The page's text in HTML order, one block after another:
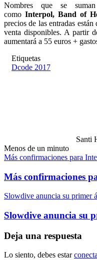
Nombres que se
como Interpol, Band of
precios de las entradas
venta disponibles. A partir
aumentará a 55 euros +
Etiquetas
Dcode 2017
Santi
Menos de un minuto
Más confirmaciones para
Más confirmaciones
Slowdive anuncia su primer
Slowdive anuncia su
Deja una respuesta
Lo siento, debes estar